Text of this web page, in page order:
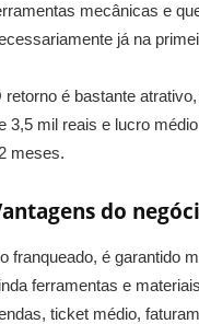
mecânicas e
já na
retorno é bastante
3,5 mil reais e lucro
meses.
do
franqueado, é garantido
ferramentas e
ticket médio,